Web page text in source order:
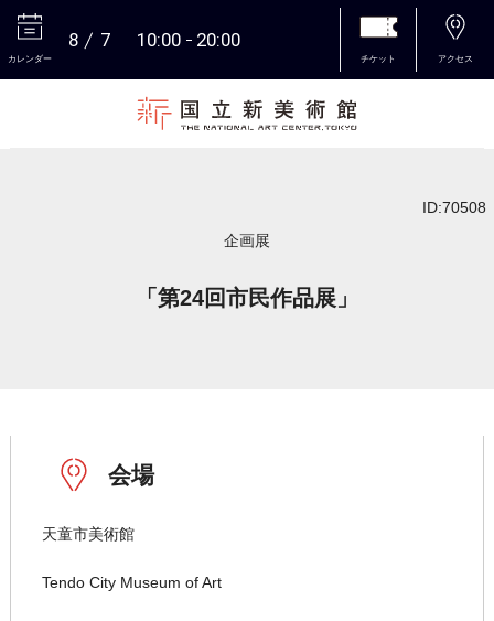
カレンダー
8 7 10:00 20:00
チケット アクセス
ID:70508
企画展
「第24回市民作品展」
会場
天童市美術館
Tendo City Museum of Art